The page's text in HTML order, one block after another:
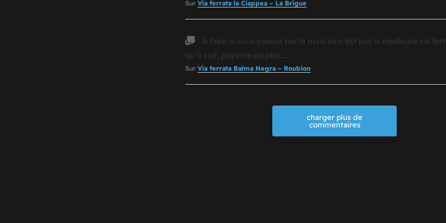
Sur Via ferrata la Ciappea – La Brigue
A faire si vous passez par là mais ce n’est pas la meilleure via
qu’il soit, payante de plus.…
Sur Via ferrata Balma Negra – Roubion
charger plus de
commentaires